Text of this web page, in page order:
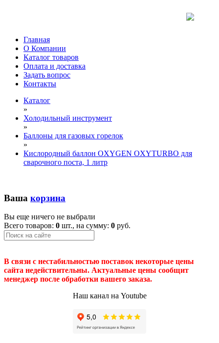
Главная
О Компании
Каталог товаров
Оплата и доставка
Задать вопрос
Контакты
Каталог
»
Холодильный инструмент
»
Баллоны для газовых горелок
»
Кислородный баллон OXYGEN OXYTURBO для
сварочного поста, 1 литр
Ваша корзина
Вы еще ничего не выбрали
Всего товаров: 0 шт., на сумму: 0 руб.
В связи с нестабильностью поставок некоторые цены
сайта недействительны. Актуальные цены сообщит
менеджер после обработки вашего заказа.
Наш канал на Youtube